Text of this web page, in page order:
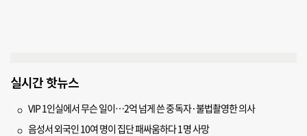
실시간 핫뉴스
VIP 1인실에서 무슨 일이…2억 넘게 쓴 중독자·불법촬영한 의사
음성서 외국인 10여 명이 집단 패싸움하다 1명 사망